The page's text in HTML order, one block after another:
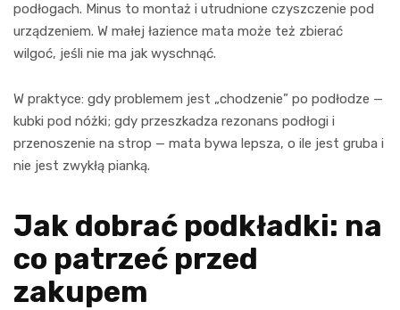
podłogach. Minus to montaż i utrudnione czyszczenie pod
urządzeniem. W małej łazience mata może też zbierać
wilgoć, jeśli nie ma jak wyschnąć.
W praktyce: gdy problemem jest „chodzenie” po podłodze —
kubki pod nóżki; gdy przeszkadza rezonans podłogi i
przenoszenie na strop — mata bywa lepsza, o ile jest gruba i
nie jest zwykłą pianką.
Jak dobrać podkładki: na
co patrzeć przed
zakupem